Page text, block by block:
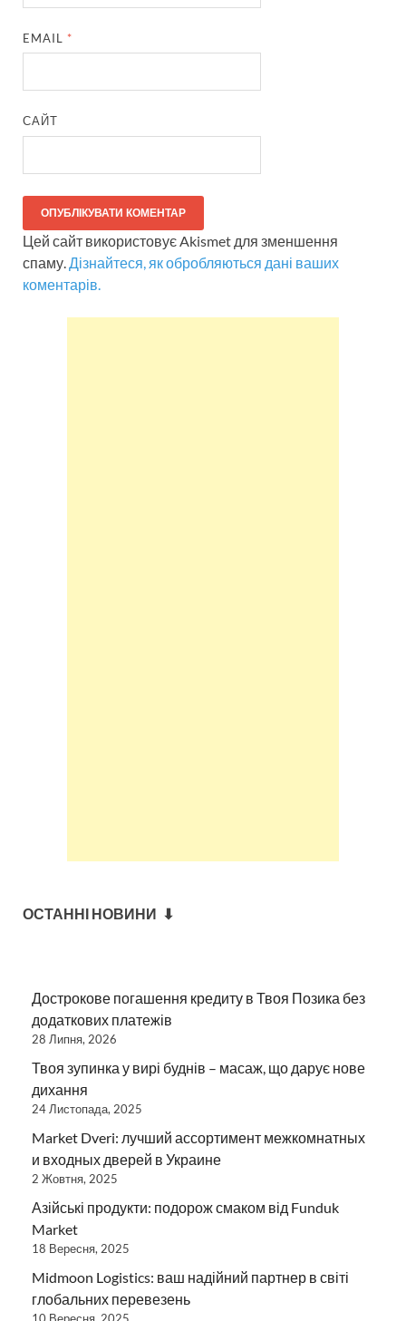
EMAIL *
САЙТ
Цей сайт використовує Akismet для зменшення
спаму.Дізнайтеся, як обробляються дані ваших
коментарів.
ОСТАННІ НОВИНИ ⬇
Дострокове погашення кредиту в Твоя Позика без
додаткових платежів
28 Липня, 2026
Твоя зупинка у вирі буднів – масаж, що дарує нове
дихання
24 Листопада, 2025
Market Dveri: лучший ассортимент межкомнатных
и входных дверей в Украине
2 Жовтня, 2025
Азійські продукти: подорож смаком від Funduk
Market
18 Вересня, 2025
Midmoon Logistics: ваш надійний партнер в світі
глобальних перевезень